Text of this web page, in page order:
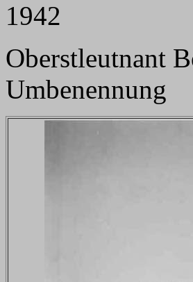
1942
Oberstleutnant
Umbenennung